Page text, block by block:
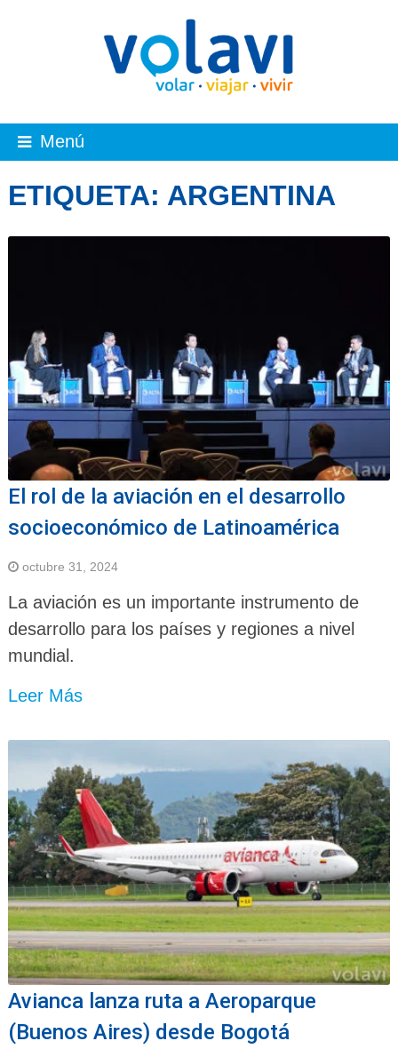
Menú
ETIQUETA: ARGENTINA
El rol de la aviación en el desarrollo
socioeconómico de Latinoamérica
octubre 31, 2024
La aviación es un importante instrumento de
desarrollo para los países y regiones a nivel
mundial.
Leer Más
Avianca lanza ruta a Aeroparque
(Buenos Aires) desde Bogotá